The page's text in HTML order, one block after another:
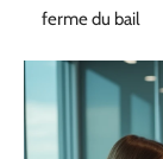
ferme du bail